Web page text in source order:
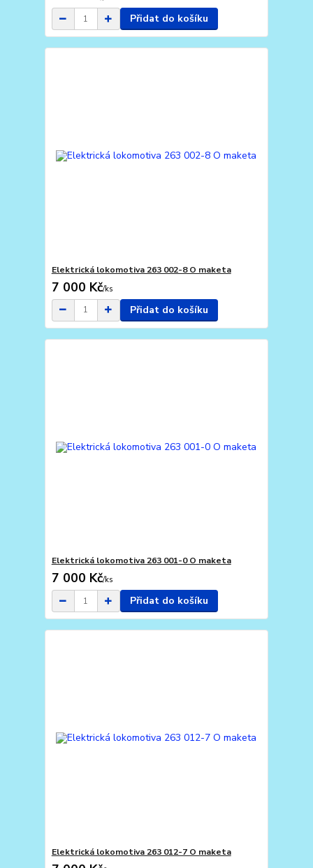
Přidat do košíku
Elektrická lokomotiva 263 002-8 O maketa
7 000 Kč/ks
Přidat do košíku
Elektrická lokomotiva 263 001-0 O maketa
7 000 Kč/ks
Přidat do košíku
Elektrická lokomotiva 263 012-7 O maketa